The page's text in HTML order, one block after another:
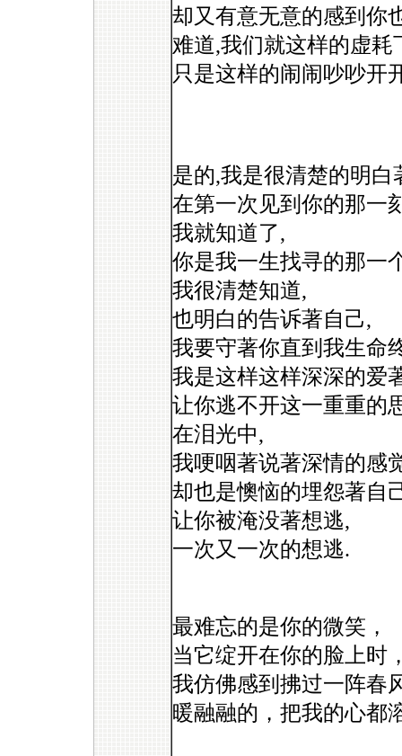
却又有意无意的感到你
难道,我们就这样的虚耗
只是这样的闹闹吵吵开
是的,我是很清楚的明白
在第一次见到你的那一
我就知道了,
你是我一生找寻的那一
我很清楚知道,
也明白的告诉著自己,
我要守著你直到我生命
我是这样这样深深的爱
让你逃不开这一重重的
在泪光中,
我哽咽著说著深情的感
却也是懊恼的埋怨著自
让你被淹没著想逃,
一次又一次的想逃.
最难忘的是你的微笑，
当它绽开在你的脸上时
我仿佛感到拂过一阵春
暖融融的，把我的心都